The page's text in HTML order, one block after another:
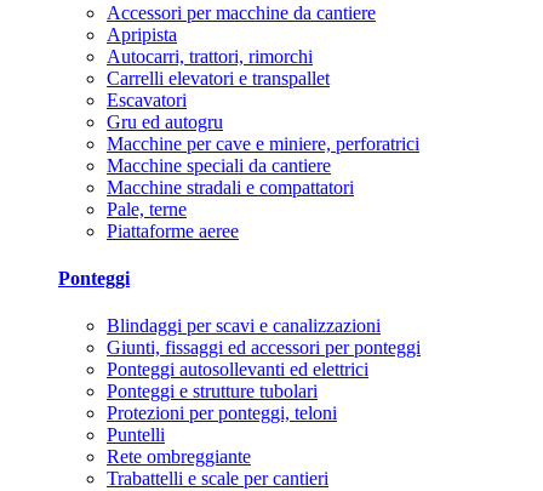
Accessori per macchine da cantiere
Apripista
Autocarri, trattori, rimorchi
Carrelli elevatori e transpallet
Escavatori
Gru ed autogru
Macchine per cave e miniere, perforatrici
Macchine speciali da cantiere
Macchine stradali e compattatori
Pale, terne
Piattaforme aeree
Ponteggi
Blindaggi per scavi e canalizzazioni
Giunti, fissaggi ed accessori per ponteggi
Ponteggi autosollevanti ed elettrici
Ponteggi e strutture tubolari
Protezioni per ponteggi, teloni
Puntelli
Rete ombreggiante
Trabattelli e scale per cantieri